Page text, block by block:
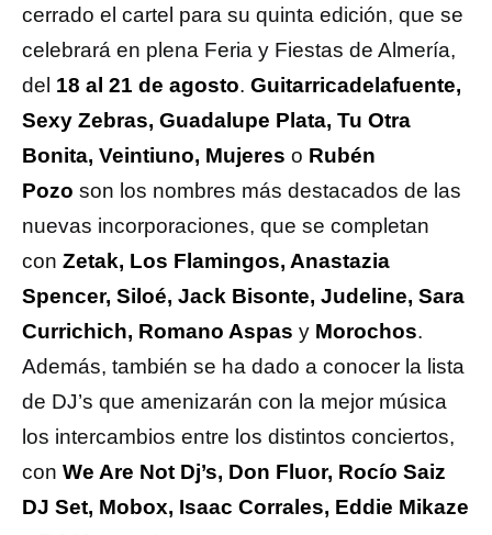
cerrado el cartel para su quinta edición, que se
celebrará en plena Feria y Fiestas de Almería,
del 18 al 21 de agosto. Guitarricadelafuente,
Sexy Zebras, Guadalupe Plata, Tu Otra
Bonita, Veintiuno, Mujeres o Rubén
Pozo son los nombres más destacados de las
nuevas incorporaciones, que se completan
con Zetak, Los Flamingos, Anastazia
Spencer, Siloé, Jack Bisonte, Judeline, Sara
Currichich, Romano Aspas y Morochos.
Además, también se ha dado a conocer la lista
de DJ’s que amenizarán con la mejor música
los intercambios entre los distintos conciertos,
con We Are Not Dj’s, Don Fluor, Rocío Saiz
DJ Set, Mobox, Isaac Corrales, Eddie Mikaze